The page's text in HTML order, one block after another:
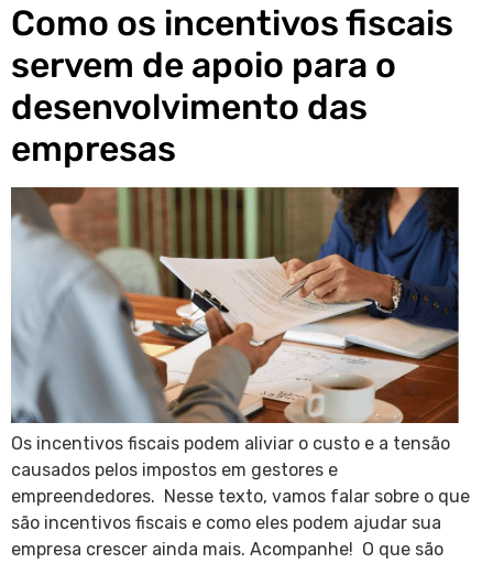
Como os incentivos fiscais
servem de apoio para o
desenvolvimento das
empresas
Os incentivos fiscais podem aliviar o custo e a tensão
causados pelos impostos em gestores e
empreendedores. Nesse texto, vamos falar sobre o que
são incentivos fiscais e como eles podem ajudar sua
empresa crescer ainda mais. Acompanhe! O que são